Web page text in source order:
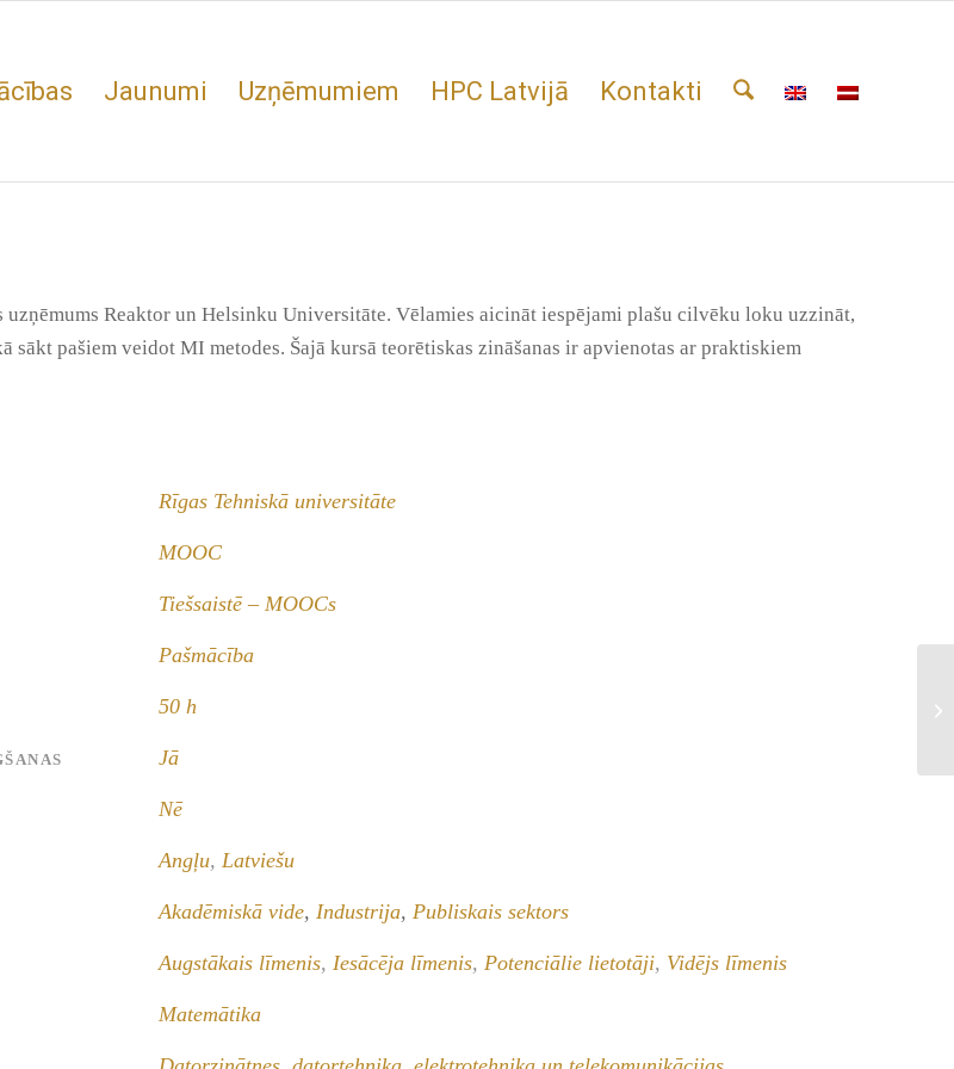
Jaunumi Uzņēmumiem HPC Latvijā Kontakti
Reaktor un Helsinku Universitāte. Vēlamies aicināt iespējami plašu cilvēku loku uzzināt,
pašiem veidot MI metodes. Šajā kursā teorētiskas zināšanas ir apvienotas ar praktiskiem
Rīgas Tehniskā universitāte
MOOC
Tiešsaistē – MOOCs
Pašmācība
50 h
Jā
Nē
Angļu, Latviešu
Akadēmiskā vide, Industrija, Publiskais sektors
Augstākais līmenis, Iesācēja līmenis, Potenciālie lietotāji, Vidējs līmenis
Matemātika